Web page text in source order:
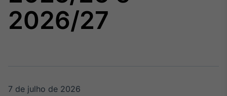
2026/27
7 de julho de 2026